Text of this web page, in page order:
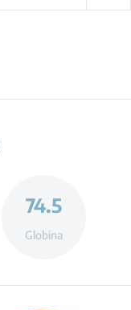
74.5
Globina